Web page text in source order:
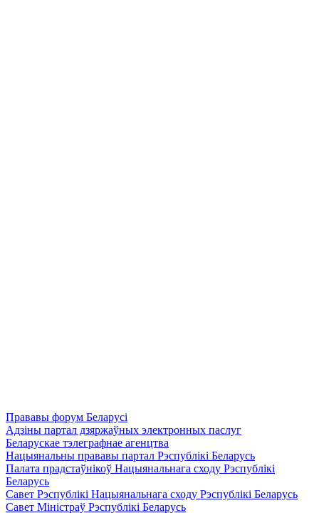
Прававы форум Беларусі
Адзіны партал дзяржаўных электронных паслуг
Беларускае тэлеграфнае агенцтва
Нацыянальны прававы партал Рэспублікі Беларусь
Палата прадстаўнікоў Нацыянальнага сходу Рэспублікі
Беларусь
Савет Рэспублікі Нацыянальнага сходу Рэспублікі Беларусь
Савет Міністраў Рэспублікі Беларусь